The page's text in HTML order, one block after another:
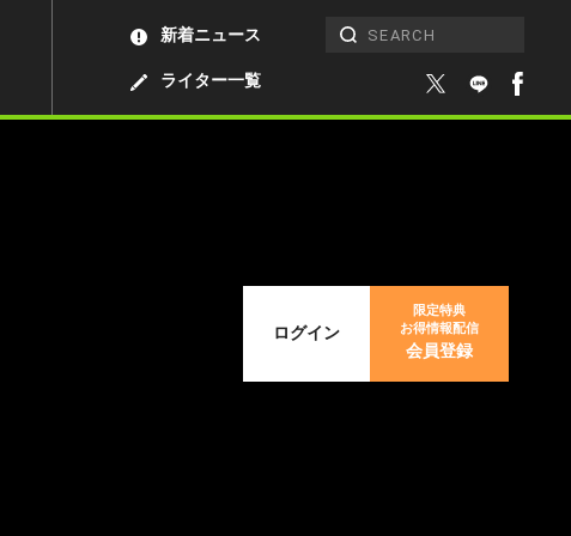
ライター一覧
新着ニュース
ログイン
限定特典
お得情報配信
会員登録